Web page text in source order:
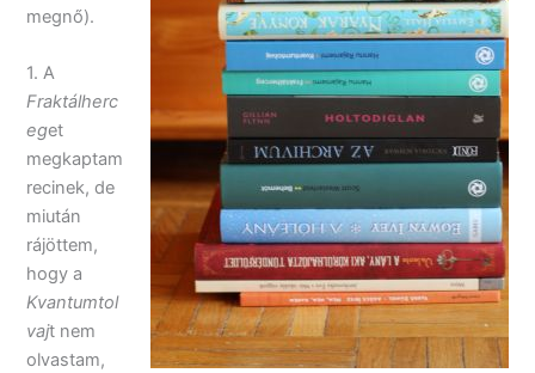
megnő).
1. A
Fraktálherc
eget
megkaptam
recinek, de
miután
rájöttem,
hogy a
Kvantumtol
vajt nem
olvastam,